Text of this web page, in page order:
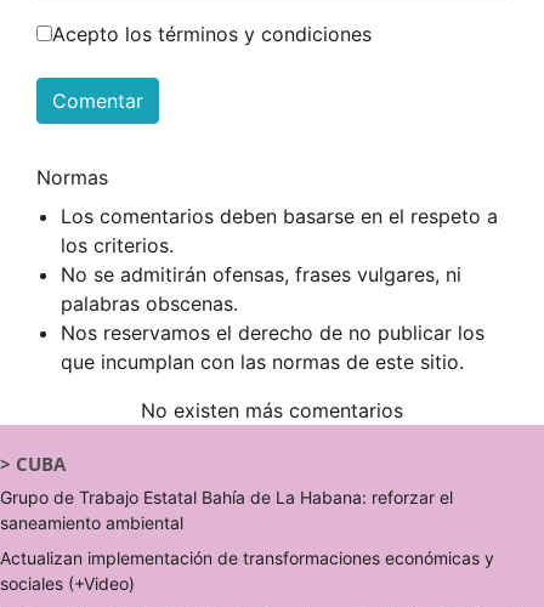
Acepto los términos y condiciones
Comentar
Normas
Los comentarios deben basarse en el respeto a
los criterios.
No se admitirán ofensas, frases vulgares, ni
palabras obscenas.
Nos reservamos el derecho de no publicar los
que incumplan con las normas de este sitio.
No existen más comentarios
> CUBA
Grupo de Trabajo Estatal Bahía de La Habana: reforzar el
saneamiento ambiental
Actualizan implementación de transformaciones económicas y
sociales (+Video)